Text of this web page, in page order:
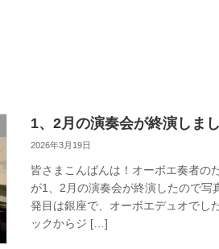
1、2月の演奏会が終演しま
2026年3月19日
皆さまこんばんは！オーボエ奏者の
が1、2月の演奏会が終演したので
発目は銀座で、オーボエデュオでし
ックからジ […]